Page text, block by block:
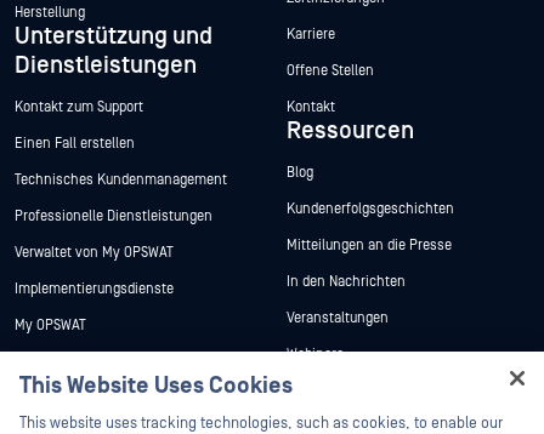
Herstellung
Unterstützung und
Dienstleistungen
Kontakt zum Support
Einen Fall erstellen
Technisches Kundenmanagement
Professionelle Dienstleistungen
Verwaltet von My OPSWAT
Implementierungsdienste
My OPSWAT
Ausbildung
Karriere
Offene Stellen
Kontakt
Ressourcen
Blog
Kundenerfolgsgeschichten
Mitteilungen an die Presse
In den Nachrichten
Veranstaltungen
Webinare
Datenblätter
Weiße Papiere
This Website Uses Cookies
This website uses tracking technologies, such as cookies, to enable our
Hey there!